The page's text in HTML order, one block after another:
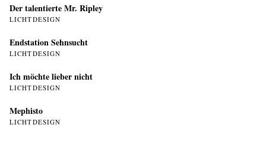
Der talentierte Mr. Ripley
LICHTDESIGN
Endstation Sehnsucht
LICHTDESIGN
Ich möchte lieber nicht
LICHTDESIGN
Mephisto
LICHTDESIGN